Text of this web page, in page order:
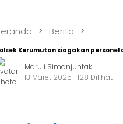
Berita
Kerumutan siagakan
Maruli Simanjuntak
13 Maret 2025
128 Dilihat